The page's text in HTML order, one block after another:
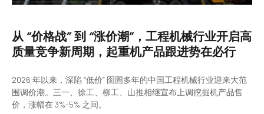
从 “价格战” 到 “涨价潮”，工程机械行业开启高
质量竞争新周期，起重机产品跟进势在必行
2026 年以来，深陷 “低价” 囹圄多年的中国工程机械行业迎来大范
围调价潮。三一、徐工、柳工、山推相继宣布上调挖掘机产品售
价，涨幅在 3%-5% 之间。